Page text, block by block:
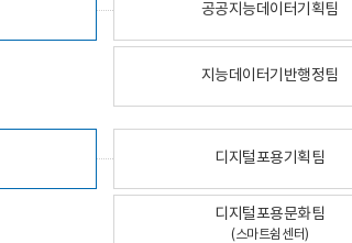
공공지능데이터기획팀
지능데이터기반행정팀
디지털포용기획팀
디지털포용문화팀
(스마트쉼센터)